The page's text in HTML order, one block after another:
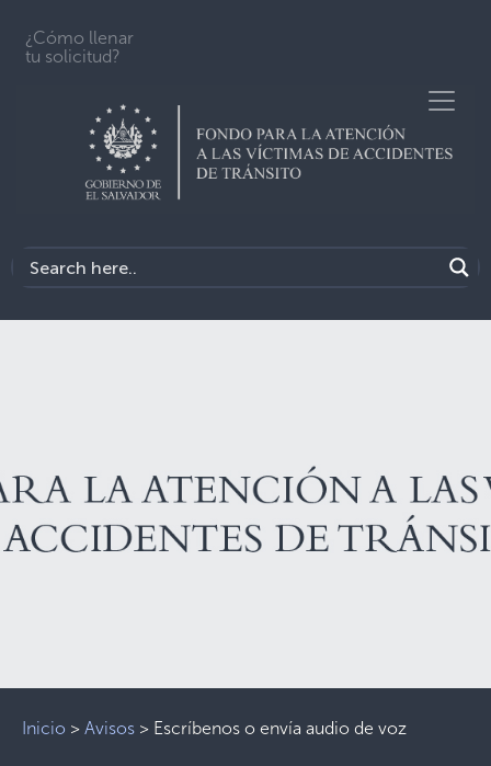
¿Cómo llenar
tu solicitud?
Inicio > Avisos > Escríbenos o envía audio de voz